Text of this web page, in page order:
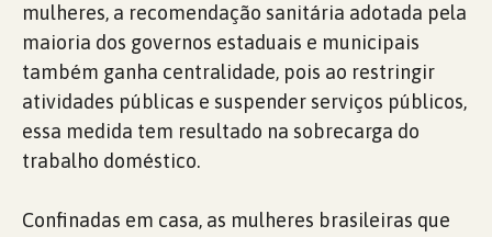
mulheres, a recomendação sanitária adotada pela
maioria dos governos estaduais e municipais
também ganha centralidade, pois ao restringir
atividades públicas e suspender serviços públicos,
essa medida tem resultado na sobrecarga do
trabalho doméstico.
Confinadas em casa, as mulheres brasileiras que